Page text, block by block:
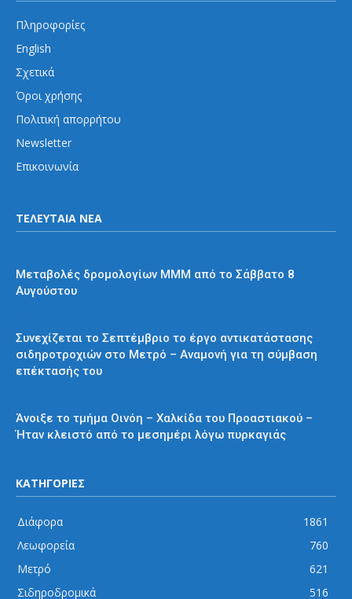
Πληροφορίες
English
Σχετικά
Όροι χρήσης
Πολιτική απορρήτου
Newsletter
Επικοινωνία
ΤΕΛΕΥΤΑΙΑ ΝΕΑ
Μεταβολές δρομολογίων ΜΜΜ από το Σάββατο 8
Αυγούστου
Συνεχίζεται το Σεπτέμβριο το έργο αντικατάστασης
σιδηροτροχιών στο Μετρό – Αναμονή για τη σύμβαση
επέκτασής του
Άνοιξε το τμήμα Οινόη – Χαλκίδα του Προαστιακού –
Ήταν κλειστό από το μεσημέρι λόγω πυρκαγιάς
ΚΑΤΗΓΟΡΙΕΣ
Διάφορα
1861
Λεωφορεία
760
Μετρό
621
Σιδηροδρομικά
516